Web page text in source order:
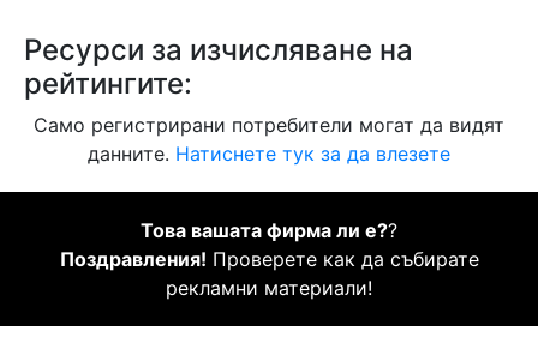
Ресурси за изчисляване на
рейтингите:
Само регистрирани потребители могат да видят
данните. Натиснете тук за да влезете
Това вашата фирма ли е??
Поздравления! Проверете как да събирате
рекламни материали!